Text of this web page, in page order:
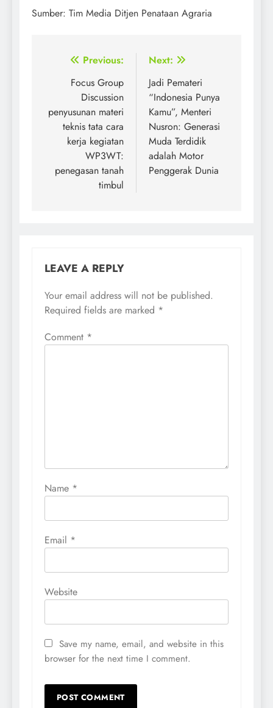
Sumber: Tim Media Ditjen Penataan Agraria
Post
navigation
Previous:
Focus Group
Discussion
penyusunan materi
teknis tata cara
kerja kegiatan
WP3WT:
penegasan tanah
timbul
Next:
Jadi Pemateri
“Indonesia Punya
Kamu”, Menteri
Nusron: Generasi
Muda Terdidik
adalah Motor
Penggerak Dunia
LEAVE A REPLY
Your email address will not be published.
Required fields are marked *
Comment *
Name *
Email *
Website
Save my name, email, and website in this
browser for the next time I comment.